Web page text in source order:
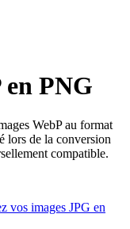
en PNG
WebP au format
lors de la conversion
compatible.
vos images JPG en